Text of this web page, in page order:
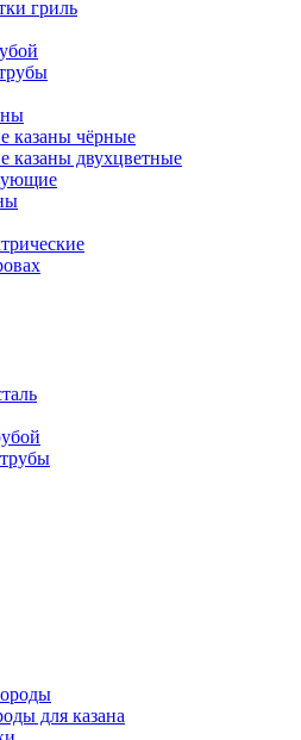
гриль
казаны чёрные
казаны двухцветные
для казана